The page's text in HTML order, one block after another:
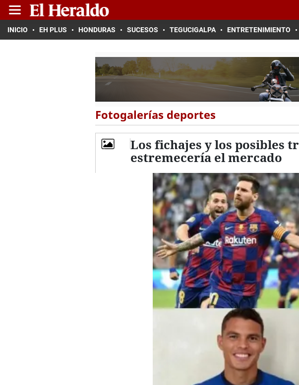
INICIO EH PLUS HONDURAS SUCESOS TEGUCIGALPA ENTRETENIMIENTO
Fotogalerías deportes
Los fichajes y los posibles
estremecería el mercado